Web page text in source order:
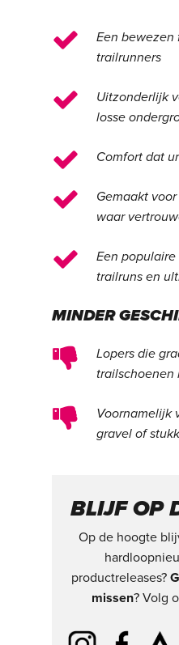
Een
trailrunners
Uitzonderlijk
losse
Comfort dat
Gemaakt
waar
Een
trailruns en
MINDER
Lopers die
trailschoenen
Voornamelijk
gravel of
BLIJF OP
Op de hoogte
productreleases?
missen? Volg